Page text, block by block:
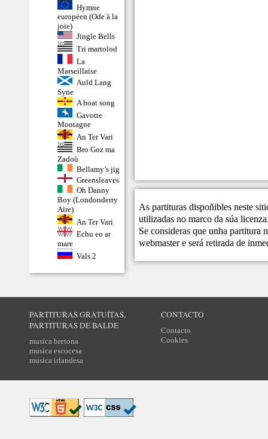
Hymne
européen (Ode à la
joie)
Jingle Bells
Tri martolod
La
Marseillaise
Auld Lang
Syne
A boat song
Gavotte
Montagne
An Ter Vari
Bro Goz ma
Zadoù
Bellamy’s jig
Greensleaves
Oh Danny
Boy (Londonderry
Aire)
An Ter Vari
Echu eo ar
mare
Vals 2
As partituras dispoñibles neste
utilizadas no marco da súa
Se consideras que unha partitura
webmastere será retirada de
PARTITURAS GRATUÍTAS,
PARTITURAS DE BALDE
musica bretona
musica escocesa
musica irlandesa
CONTACTO
Contacto
Cookies